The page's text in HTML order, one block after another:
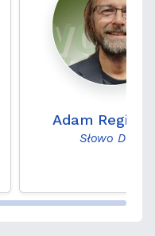
Adam
Słowo Daję